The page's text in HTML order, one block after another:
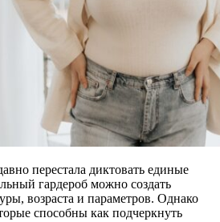
перестала диктовать единые
гардероб можно создать
возраста и параметров. Однако
способны как подчеркнуть